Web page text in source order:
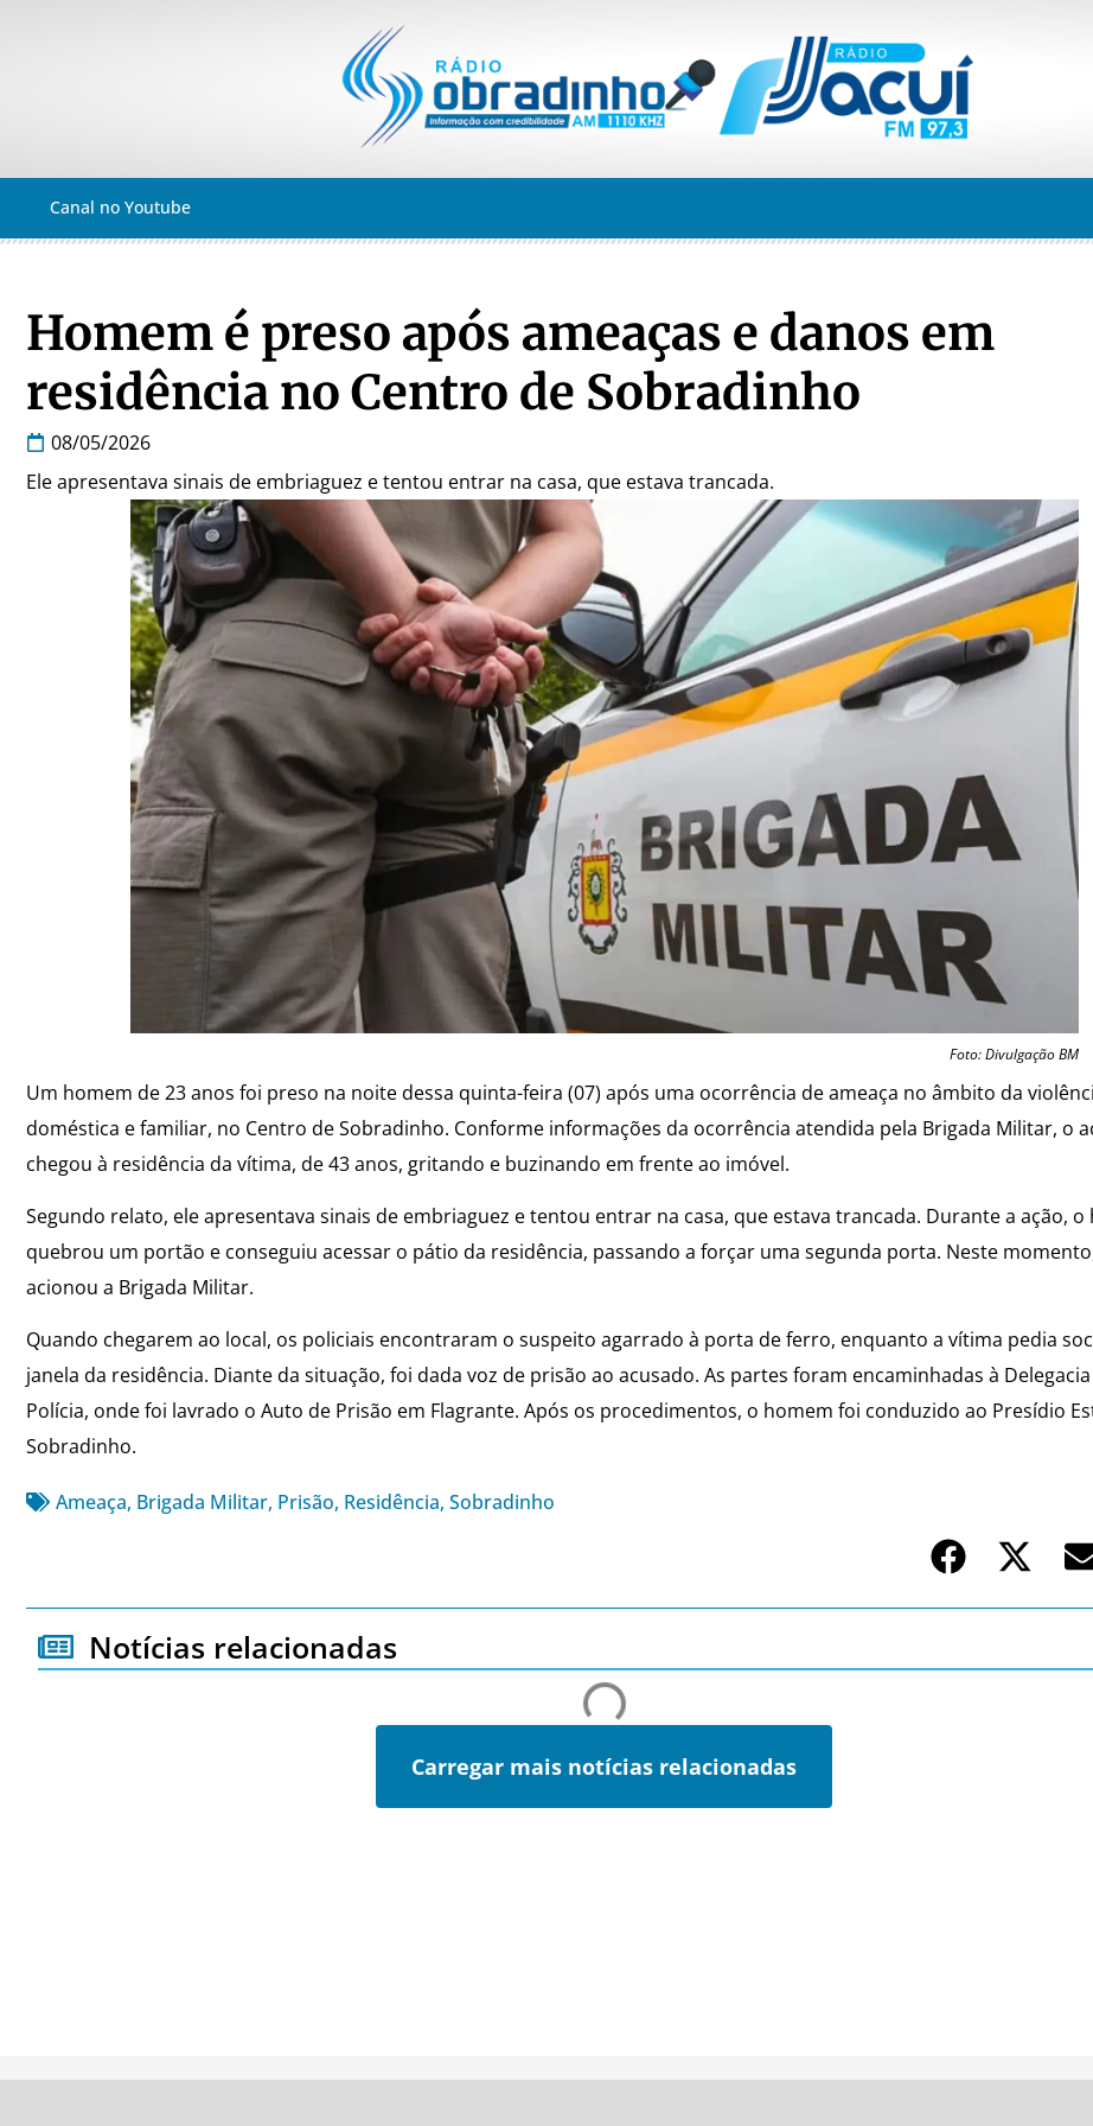
Canal no Youtube
Homem é preso após ameaças e danos em
residência no Centro de Sobradinho
08/05/2026
Ele apresentava sinais de embriaguez e tentou entrar na casa, que estava trancada.
Foto: Divulgação BM
Um homem de 23 anos foi preso na noite dessa quinta-feira (07) após uma ocorrência de ameaça no âmbito da
doméstica e familiar, no Centro de Sobradinho. Conforme informações da ocorrência atendida pela Brigada Militar, o
chegou à residência da vítima, de 43 anos, gritando e buzinando em frente ao imóvel.
Segundo relato, ele apresentava sinais de embriaguez e tentou entrar na casa, que estava trancada. Durante a ação, o
quebrou um portão e conseguiu acessar o pátio da residência, passando a forçar uma segunda porta. Neste
acionou a Brigada Militar.
Quando chegarem ao local, os policiais encontraram o suspeito agarrado à porta de ferro, enquanto a vítima pedia
janela da residência. Diante da situação, foi dada voz de prisão ao acusado. As partes foram encaminhadas à
Polícia, onde foi lavrado o Auto de Prisão em Flagrante. Após os procedimentos, o homem foi conduzido ao Presídio
Sobradinho.
Ameaça, Brigada Militar, Prisão, Residência, Sobradinho
Notícias relacionadas
Carregar mais notícias relacionadas